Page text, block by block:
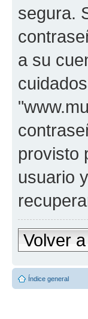
segura.
a su
provisto
usuario
Volver
Índice general